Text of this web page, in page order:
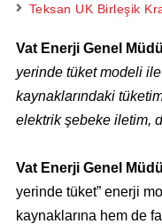
Teksan UK Birleşik
Vat Enerji Genel
yerinde tüket modeli
kaynaklarındaki
elektrik şebeke iletim,
Vat Enerji Genel
yerinde tüket” enerji
kaynaklarına hem de